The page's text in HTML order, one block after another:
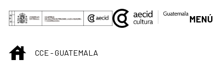
Saltar al contenido principal
MENÚ
INICIOCCE - GUATEMALA